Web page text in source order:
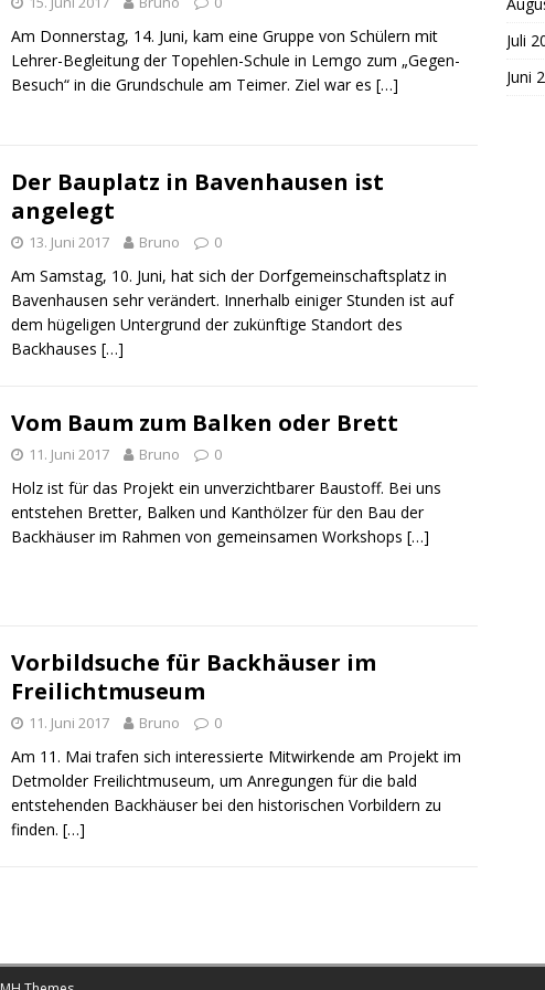
Am Donnerstag, 14. Juni, kam eine Gruppe von Schülern mit
Lehrer-Begleitung der Topehlen-Schule in Lemgo zum „Gegen-
Besuch“ in die Grundschule am Teimer. Ziel war es […]
Der Bauplatz in Bavenhausen ist
angelegt
13. Juni 2017 Bruno 0
Am Samstag, 10. Juni, hat sich der Dorfgemeinschaftsplatz in
Bavenhausen sehr verändert. Innerhalb einiger Stunden ist auf
dem hügeligen Untergrund der zukünftige Standort des
Backhauses […]
Vom Baum zum Balken oder Brett
11. Juni 2017 Bruno 0
Holz ist für das Projekt ein unverzichtbarer Baustoff. Bei uns
entstehen Bretter, Balken und Kanthölzer für den Bau der
Backhäuser im Rahmen von gemeinsamen Workshops […]
Vorbildsuche für Backhäuser im
Freilichtmuseum
11. Juni 2017 Bruno 0
Am 11. Mai trafen sich interessierte Mitwirkende am Projekt im
Detmolder Freilichtmuseum, um Anregungen für die bald
entstehenden Backhäuser bei den historischen Vorbildern zu
finden. […]
Juli
Juni